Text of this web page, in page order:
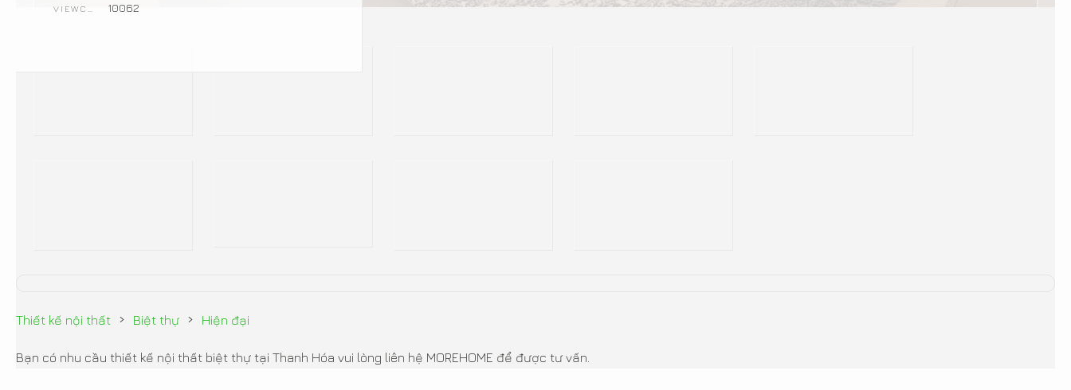
10062
Thiết kế nội thất › Biệt thự › Hiện đại
Bạn có nhu cầu thiết kế nội thất biệt thự tại Thanh Hóa vui lòng liên hệ MOREHOME để được tư vấn.